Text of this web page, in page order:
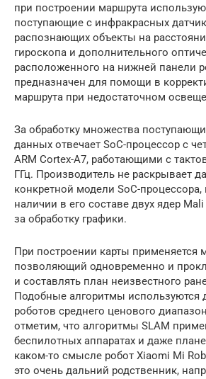
при построении маршрута
поступающие с инфракрасных
распознающих объекты на
гироскопа и дополнительного
расположенного на нижней панели
предназначен для помощи в
маршрута при недостаточном
За обработку множества
данных отвечает SoC-процессор с
ARM Cortex-A7, работающими с
ГГц. Производитель не раскрывает
конкретной модели SoC-процессора,
наличии в его составе двух ядер
за обработку графики.
При построении карты применяется
позволяющий одновременно и
и составлять план неизвестного
Подобные алгоритмы используются
роботов среднего ценового
отметим, что алгоритмы SLAM
беспилотных аппаратах и даже
каком-то смысле робот Xiaomi Mi
это очень дальний родственник,